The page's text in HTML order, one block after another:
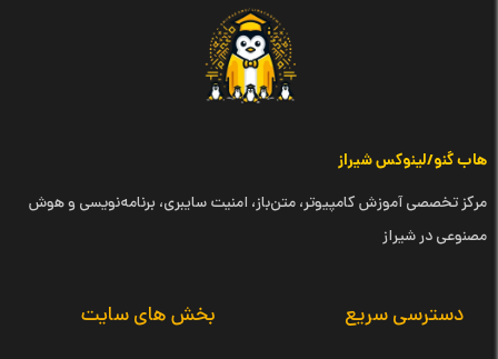
هاب گنو/لینوکس شیراز
مرکز تخصصی آموزش کامپیوتر، متن‌باز، امنیت سایبری، برنامه‌نویسی و هوش
مصنوعی در شیراز
دسترسی سریع بخش های سایت